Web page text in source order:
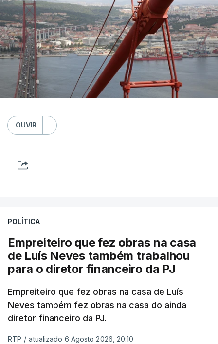
OUVIR
POLÍTICA
Empreiteiro que fez obras na casa
de Luís Neves também trabalhou
para o diretor financeiro da PJ
Empreiteiro que fez obras na casa de Luís
Neves também fez obras na casa do ainda
diretor financeiro da PJ.
RTP / atualizado 6 Agosto 2026, 20:10